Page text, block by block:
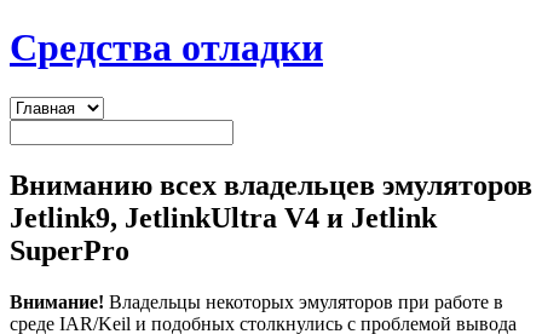
Средства отладки
Вниманию всех владельцев эмуляторов
Jetlink9, JetlinkUltra V4 и Jetlink
SuperPro
Внимание! Владельцы некоторых эмуляторов при работе в
среде IAR/Keil и подобных столкнулись с проблемой вывода